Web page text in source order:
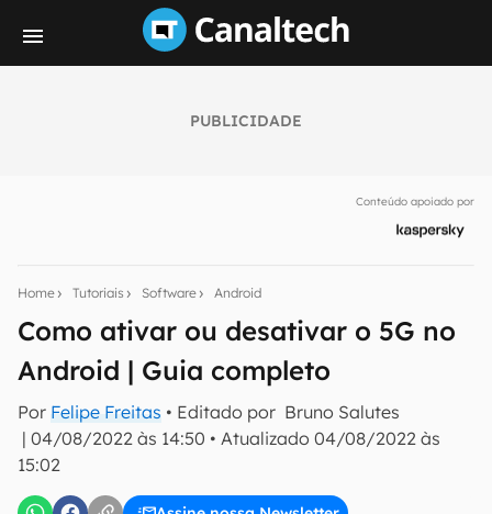
PUBLICIDADE
Conteúdo apoiado por
Home Tutoriais Software Android
Como ativar ou desativar o 5G no
Android | Guia completo
Por Felipe Freitas • Editado por Bruno Salutes
| 04/08/2022 às 14:50 • Atualizado 04/08/2022 às
15:02
notícias e reviews sobre tecnologia em primeira
inscreva-se
Confirmo que li, aceito e concordo com os Termos de